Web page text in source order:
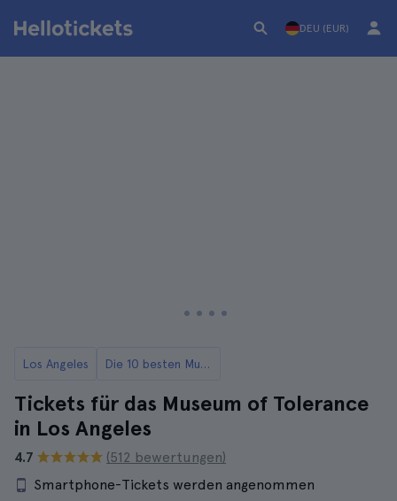
DEU (EUR)
Los Angeles Die 10 besten Museen in LA
Tickets für das Museum of Tolerance
in Los Angeles
4.7
(512 bewertungen)
Smartphone-Tickets werden angenommen